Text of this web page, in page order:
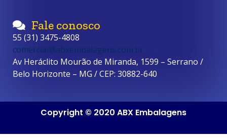
Fale conosco
55 (31) 3475-4808
comercial@abxembalagens.com.br
Av Heráclito Mourão de Miranda, 1599 – Serrano /
Belo Horizonte – MG / CEP: 30882-640
Copyright © 2020 ABX Embalagens